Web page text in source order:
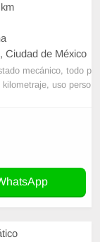
Ciudad de México
mecánico, todo p
kilometraje, uso perso